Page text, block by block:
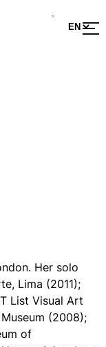
Her solo
Lima (2011);
List Visual Art
(2008);
of